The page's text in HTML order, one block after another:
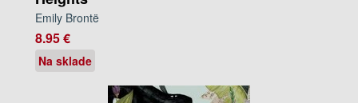
Emily Brontë
8.95 €
Na sklade